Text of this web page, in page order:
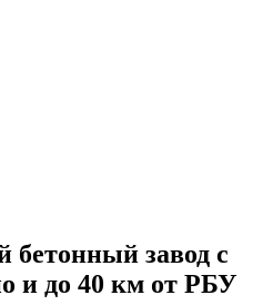
завод с
и до 40 км от РБУ